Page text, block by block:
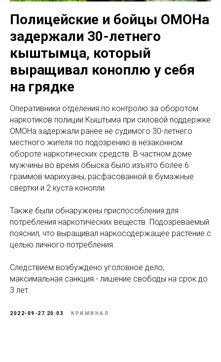
Полицейские и бойцы ОМОНа
задержали 30-летнего
кыштымца, который
выращивал коноплю у себя
на грядке
Оперативники отделения по контролю за оборотом
наркотиков полиции Кыштыма при силовой поддержке
ОМОНа задержали ранее не судимого 30-летнего
местного жителя по подозрению в незаконном
обороте наркотических средств. В частном доме
мужчины во время обыска было изъято более 6
граммов марихуаны, расфасованной в бумажные
свертки и 2 куста конопли.
Также были обнаружены приспособления для
потребления наркотических веществ. Подозреваемый
пояснил, что выращивал наркосодержащее растение с
целью личного потребления.
Следствием возбуждено уголовное дело,
максимальная санкция - лишение свободы на срок до
3 лет.
2022-09-27 20:03 КРИМИНАЛ